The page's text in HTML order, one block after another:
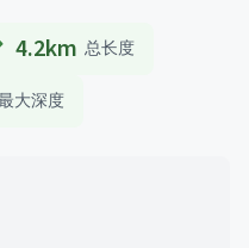
4.2km 总长度
大深度